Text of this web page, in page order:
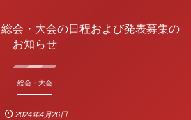
会・大会の日程および発表募集の
お知らせ
総会・大会
2024年4月26日